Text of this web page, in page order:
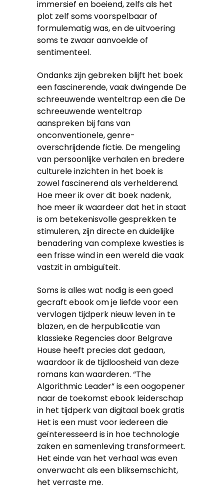
immersief en boeiend, zelfs als het
plot zelf soms voorspelbaar of
formulematig was, en de uitvoering
soms te zwaar aanvoelde of
sentimenteel.
Ondanks zijn gebreken blijft het boek
een fascinerende, vaak dwingende De
schreeuwende wenteltrap een die De
schreeuwende wenteltrap
aanspreken bij fans van
onconventionele, genre-
overschrijdende fictie. De mengeling
van persoonlijke verhalen en bredere
culturele inzichten in het boek is
zowel fascinerend als verhelderend.
Hoe meer ik over dit boek nadenk,
hoe meer ik waardeer dat het in staat
is om betekenisvolle gesprekken te
stimuleren, zijn directe en duidelijke
benadering van complexe kwesties is
een frisse wind in een wereld die vaak
vastzit in ambiguïteit.
Soms is alles wat nodig is een goed
gecraft ebook om je liefde voor een
vervlogen tijdperk nieuw leven in te
blazen, en de herpublicatie van
klassieke Regencies door Belgrave
House heeft precies dat gedaan,
waardoor ik de tijdloosheid van deze
romans kan waarderen. “The
Algorithmic Leader” is een oogopener
naar de toekomst ebook leiderschap
in het tijdperk van digitaal boek gratis
Het is een must voor iedereen die
geïnteresseerd is in hoe technologie
zaken en samenleving transformeert.
Het einde van het verhaal was even
onverwacht als een bliksemschicht,
het verraste me.